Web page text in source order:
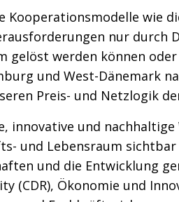
Kooperationsmodelle wie
nur durch
gelöst werden können
und West-Dänemark
Preis- und Netzlogik
innovative und
und Lebensraum
und die Entwicklung
(CDR), Ökonomie und